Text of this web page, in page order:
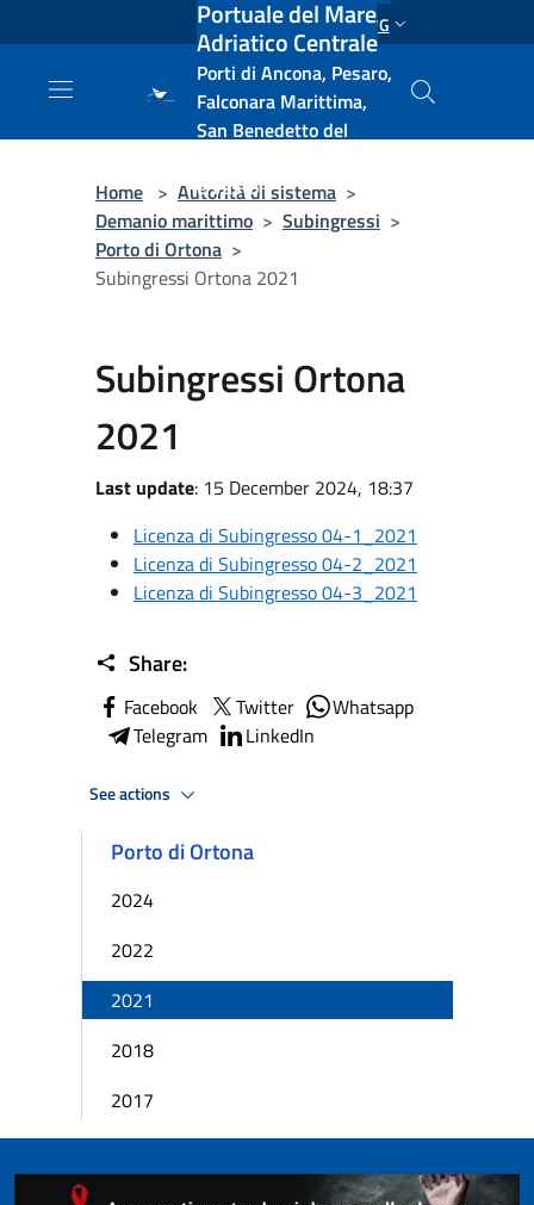
Salta al contenuto principale ENG
Portuale del Mare
Adriatico Centrale
Porti di Ancona, Pesaro,
Falconara Marittima,
San Benedetto del
e Vasto
Home > Autorità di sistema >
Demanio marittimo > Subingressi >
Porto di Ortona >
Subingressi Ortona 2021
Subingressi Ortona
2021
Last update: 15 December 2024, 18:37
Licenza di Subingresso 04-1_2021
Licenza di Subingresso 04-2_2021
Licenza di Subingresso 04-3_2021
Share:
Facebook Twitter
Whatsapp
Telegram
LinkedIn
See actions
Porto di Ortona
2024
2022
2021
2018
2017